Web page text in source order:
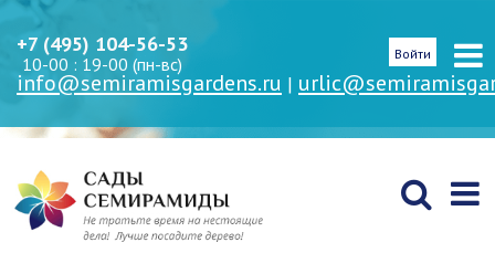
+7 (495) 104-56-53
10-00 : 19-00 (пн-вс)
info@semiramisgardens.ru |
Войти